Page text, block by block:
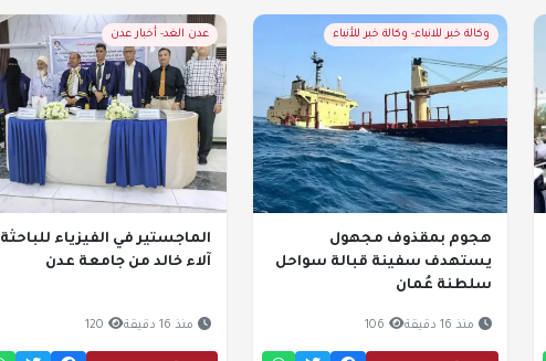
وكالة خبر للانباء- وكالة خبر للأنباء
هجوم بمقذوف مجهول
يستهدف سفينة قبالة سواحل
سلطنة عُمان
منذ 16 دقيقة 106
عدن الغد- أخبار عدن
الماجستير في الفيزياء للباحثة
آلاء خالد من جامعة عدن
منذ 16 دقيقة 120